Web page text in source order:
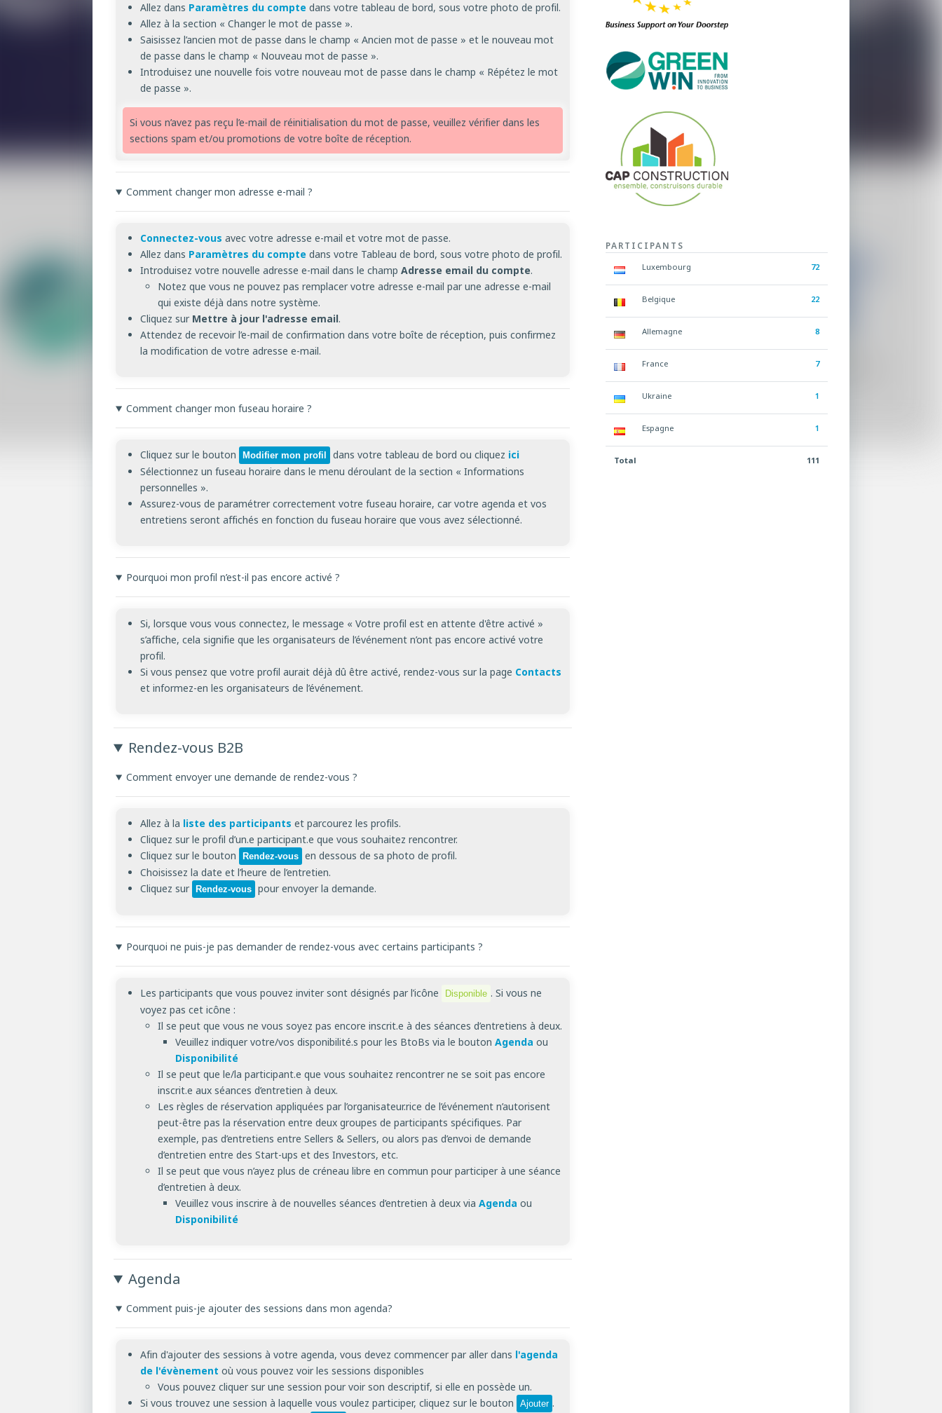
Allez dans Paramètres du compte dans votre tableau de bord, sous votre photo de profil.
Allez à la section « Changer le mot de passe ».
Saisissez l’ancien mot de passe dans le champ « Ancien mot de passe » et le nouveau mot
de passe dans le champ « Nouveau mot de passe ».
Introduisez une nouvelle fois votre nouveau mot de passe dans le champ « Répétez le mot
de passe ».
Si vous n’avez pas reçu l’e-mail de réinitialisation du mot de passe, veuillez vérifier dans les
sections spam et/ou promotions de votre boîte de réception.
Comment changer mon adresse e-mail ?
Connectez-vous avec votre adresse e-mail et votre mot de passe.
Allez dans Paramètres du compte dans votre Tableau de bord, sous votre photo de profil.
Introduisez votre nouvelle adresse e-mail dans le champ Adresse email du compte.
Notez que vous ne pouvez pas remplacer votre adresse e-mail par une adresse e-mail
qui existe déjà dans notre système.
Cliquez sur Mettre à jour l'adresse email.
Attendez de recevoir l’e-mail de confirmation dans votre boîte de réception, puis confirmez
la modification de votre adresse e-mail.
Comment changer mon fuseau horaire ?
Cliquez sur le bouton Modifier mon profil dans votre tableau de bord ou cliquez ici
Sélectionnez un fuseau horaire dans le menu déroulant de la section « Informations
personnelles ».
Assurez-vous de paramétrer correctement votre fuseau horaire, car votre agenda et vos
entretiens seront affichés en fonction du fuseau horaire que vous avez sélectionné.
Pourquoi mon profil n’est-il pas encore activé ?
Si, lorsque vous vous connectez, le message « Votre profil est en attente d'être activé »
s’affiche, cela signifie que les organisateurs de l’événement n’ont pas encore activé votre
profil.
Si vous pensez que votre profil aurait déjà dû être activé, rendez-vous sur la page Contacts
et informez-en les organisateurs de l’événement.
Rendez-vous B2B
Comment envoyer une demande de rendez-vous ?
Allez à la liste des participants et parcourez les profils.
Cliquez sur le profil d’un.e participant.e que vous souhaitez rencontrer.
Cliquez sur le bouton
Rendez-vous en dessous de sa photo de profil.
Choisissez la date et l’heure de l’entretien.
Cliquez sur
Rendez-vous pour envoyer la demande.
Pourquoi ne puis-je pas demander de rendez-vous avec certains participants ?
Les participants que vous pouvez inviter sont désignés par l’icône Disponible . Si vous ne
voyez pas cet icône :
Il se peut que vous ne vous soyez pas encore inscrit.e à des séances d’entretiens à deux.
Veuillez indiquer votre/vos disponibilité.s pour les BtoBs via le bouton Agenda ou
Disponibilité
Il se peut que le/la participant.e que vous souhaitez rencontrer ne se soit pas encore
inscrit.e aux séances d’entretien à deux.
Les règles de réservation appliquées par l’organisateur.rice de l’événement n’autorisent
peut-être pas la réservation entre deux groupes de participants spécifiques. Par
exemple, pas d’entretiens entre Sellers & Sellers, ou alors pas d’envoi de demande
d’entretien entre des Start-ups et des Investors, etc.
Il se peut que vous n’ayez plus de créneau libre en commun pour participer à une séance
d’entretien à deux.
Veuillez vous inscrire à de nouvelles séances d’entretien à deux via Agenda ou
Disponibilité
Agenda
Comment puis-je ajouter des sessions dans mon agenda?
Afin d'ajouter des sessions à votre agenda, vous devez commencer par aller dans l'agenda
de l'évènement où vous pouvez voir les sessions disponibles
Vous pouvez cliquer sur une session pour voir son descriptif, si elle en possède un.
Si vous trouvez une session à laquelle vous voulez participer, cliquez sur le bouton
Ajouter .
PARTICIPANTS
Luxembourg 72
Belgique 22
Allemagne 8
France 7
Ukraine 1
Espagne 1
Total 111